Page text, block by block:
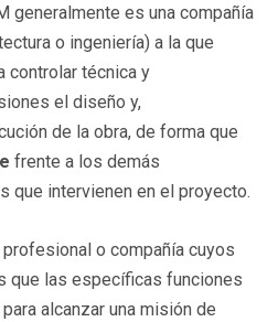
generalmente es una compañía
o ingeniería) a la que
controlar técnica y
el diseño y,
de la obra, de forma que
frente a los demás
que intervienen en el proyecto.
o compañía cuyos
que las específicas funciones
alcanzar una misión de